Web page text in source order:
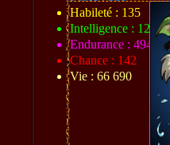
Habileté : 135
Intelligence : 122
Endurance : 494
Chance : 142
Vie : 66 690